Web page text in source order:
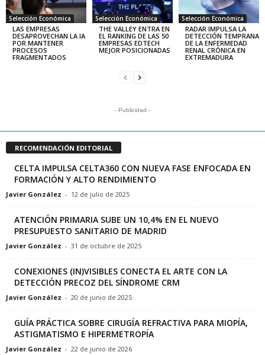
Selección Económica
LAS EMPRESAS
DESAPROVECHAN LA IA
POR MANTENER
PROCESOS
FRAGMENTADOS
Selección Económica
THE VALLEY ENTRA EN
EL RANKING DE LAS 50
EMPRESAS EDTECH
MEJOR POSICIONADAS
Selección Económica
RADAR IMPULSA LA
DETECCIÓN TEMPRANA
DE LA ENFERMEDAD
RENAL CRÓNICA EN
EXTREMADURA
- Publicidad -
RECOMENDACIÓN EDITORIAL
CELTA IMPULSA CELTA360 CON NUEVA FASE ENFOCADA EN
FORMACIÓN Y ALTO RENDIMIENTO
Javier González - 12 de julio de 2025
ATENCIÓN PRIMARIA SUBE UN 10,4% EN EL NUEVO
PRESUPUESTO SANITARIO DE MADRID
Javier González - 31 de octubre de 2025
CONEXIONES (IN)VISIBLES CONECTA EL ARTE CON LA
DETECCIÓN PRECOZ DEL SÍNDROME CRM
Javier González - 20 de junio de 2025
GUÍA PRÁCTICA SOBRE CIRUGÍA REFRACTIVA PARA MIOPÍA,
ASTIGMATISMO E HIPERMETROPÍA
Javier González - 22 de junio de 2026